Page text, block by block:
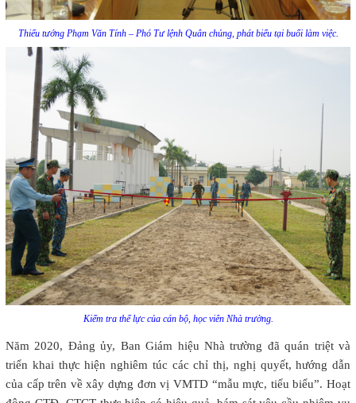
Thiếu tướng Phạm Văn Tính – Phó Tư lệnh Quân chủng, phát biểu tại buổi làm việc.
Kiểm tra thể lực của cán bộ, học viên Nhà trường.
Năm 2020, Đảng ủy, Ban Giám hiệu Nhà trường đã quán triệt và
triển khai thực hiện nghiêm túc các chỉ thị, nghị quyết, hướng dẫn
của cấp trên về xây dựng đơn vị VMTD “mẫu mực, tiểu biểu”. Hoạt